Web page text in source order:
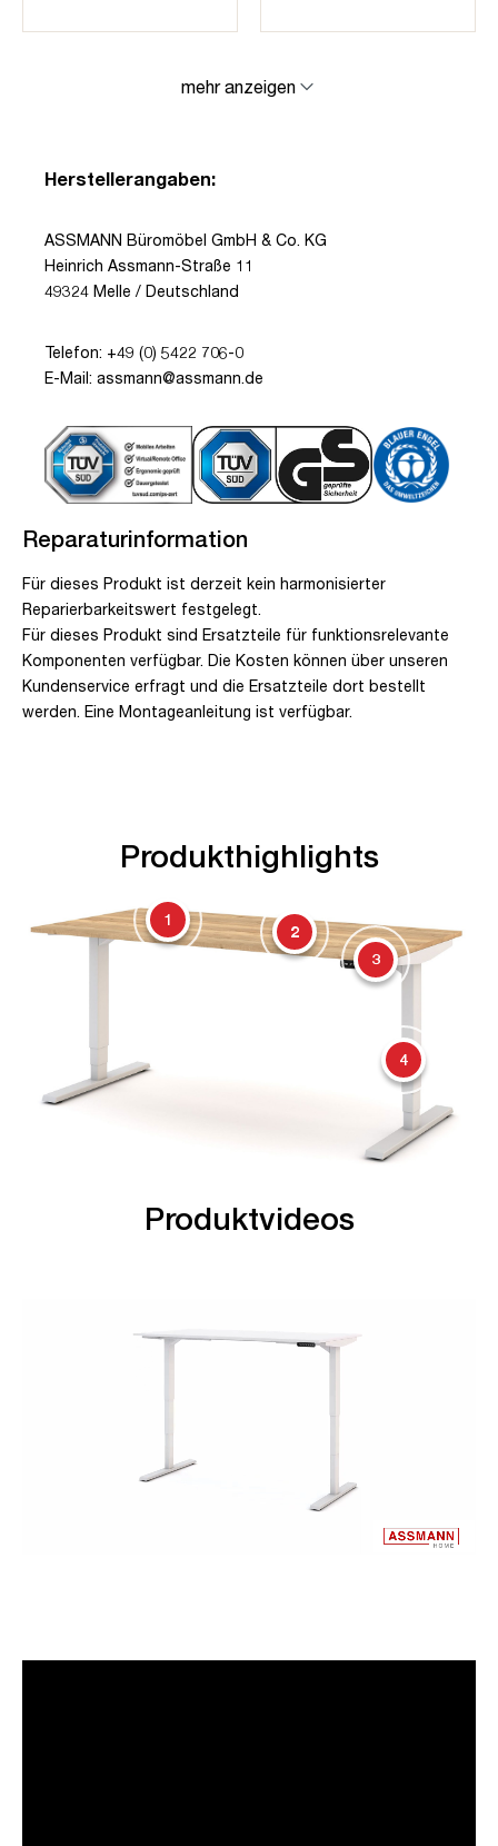
mehr anzeigen
Herstellerangaben:
ASSMANN Büromöbel GmbH & Co. KG
Heinrich Assmann-Straße 11
49324 Melle / Deutschland
Telefon: +49 (0) 5422 706-0
E-Mail: assmann@assmann.de
Reparaturinformation
Für dieses Produkt ist derzeit kein harmonisierter
Reparierbarkeitswert festgelegt.
Für dieses Produkt sind Ersatzteile für funktionsrelevante
Komponenten verfügbar. Die Kosten können über unseren
Kundenservice erfragt und die Ersatzteile dort bestellt
werden. Eine Montageanleitung ist verfügbar.
Produkthighlights
1
2
3
4
Produktvideos